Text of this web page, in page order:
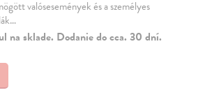
valósesemények és a személyes
na sklade. Dodanie do cca. 30 dní.